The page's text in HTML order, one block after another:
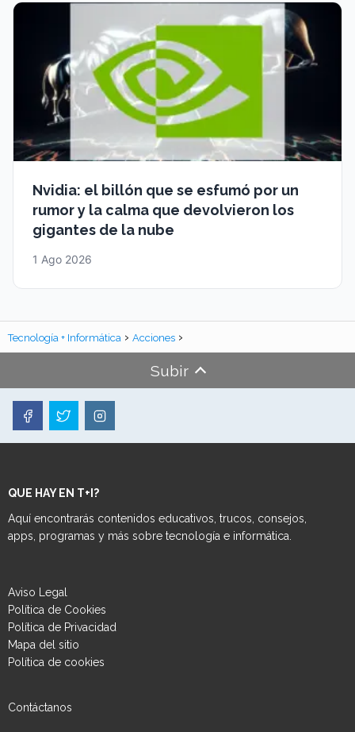
Nvidia: el billón que se esfumó por un
rumor y la calma que devolvieron los
gigantes de la nube
1 Ago 2026
Tecnología + Informática Acciones
Subir
QUE HAY EN T+I?
Aquí encontrarás contenidos educativos, trucos, consejos,
apps, programas y más sobre tecnología e informática.
Aviso Legal
Política de Cookies
Política de Privacidad
Mapa del sitio
Política de cookies
Contáctanos